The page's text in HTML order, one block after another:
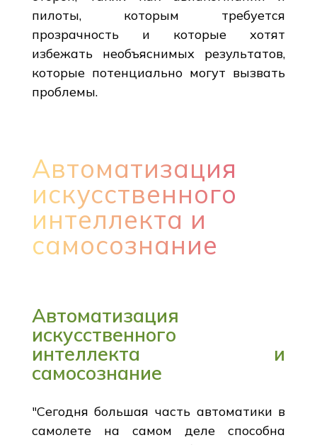
пилоты, которым требуется
прозрачность и которые хотят
избежать необъяснимых результатов,
которые потенциально могут вызвать
проблемы.
Автоматизация
искусственного
интеллекта и
самосознание
Автоматизация
искусственного
интеллекта и
самосознание
"Сегодня большая часть автоматики в
самолете на самом деле способна